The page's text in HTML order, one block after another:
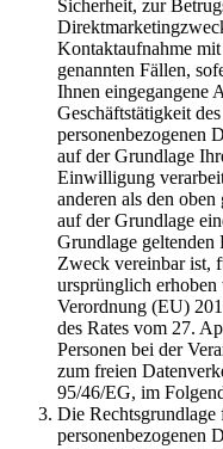
Sicherheit, zur
Kontaktaufnahme
genannten Fällen,
Ihnen eingegangene
Geschäftstätigkeit
personenbezogenen
auf der Grundlage
Einwilligung
anderen als den
auf der Grundlage
Grundlage geltenden
Zweck vereinbar ist,
ursprünglich
Verordnung (EU)
des Rates vom 27.
Personen bei der
zum freien
95/46/EG, im
Die
personenbezogenen